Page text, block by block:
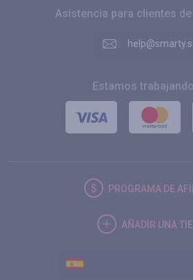
Asistencia para clientes de
Estamos
PROGRAMA DE
AÑADIR UNA